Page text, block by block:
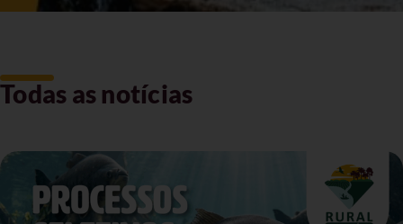
Todas as notícias